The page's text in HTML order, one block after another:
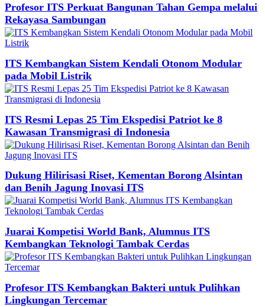
Profesor ITS Perkuat Bangunan Tahan Gempa melalui
Rekayasa Sambungan
ITS Kembangkan Sistem Kendali Otonom Modular
pada Mobil Listrik
ITS Resmi Lepas 25 Tim Ekspedisi Patriot ke 8
Kawasan Transmigrasi di Indonesia
Dukung Hilirisasi Riset, Kementan Borong Alsintan
dan Benih Jagung Inovasi ITS
Juarai Kompetisi World Bank, Alumnus ITS
Kembangkan Teknologi Tambak Cerdas
Profesor ITS Kembangkan Bakteri untuk Pulihkan
Lingkungan Tercemar